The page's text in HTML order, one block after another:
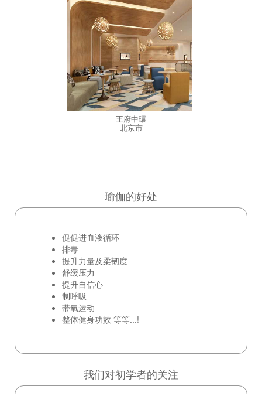
王府中環
北京市
瑜伽的好处
促促进血液循环
排毒
提升力量及柔韧度
舒缓压力
提升自信心
制呼吸
带氧运动
整体健身功效 等等...!
我们对初学者的关注